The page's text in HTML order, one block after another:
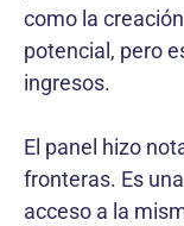
como la
potencial, pero
ingresos.
El panel hizo
fronteras. Es
acceso a la